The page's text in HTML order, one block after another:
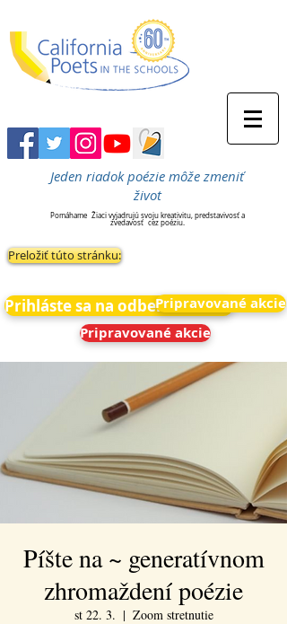
Jeden riadok poézie môže zmeniť
život
Pomáhame Žiaci vyjadrujú svoju kreativitu, predstavivosť a
zvedavosť cez poéziu.
Preložiť túto stránku:
Prihláste sa na odber noviniek
Pripravované akcie
Pripravované akcie
Píšte na ~ generatívnom
zhromaždení poézie
st 22. 3.
  |
Zoom stretnutie